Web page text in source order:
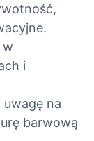
w
i
na
barwową